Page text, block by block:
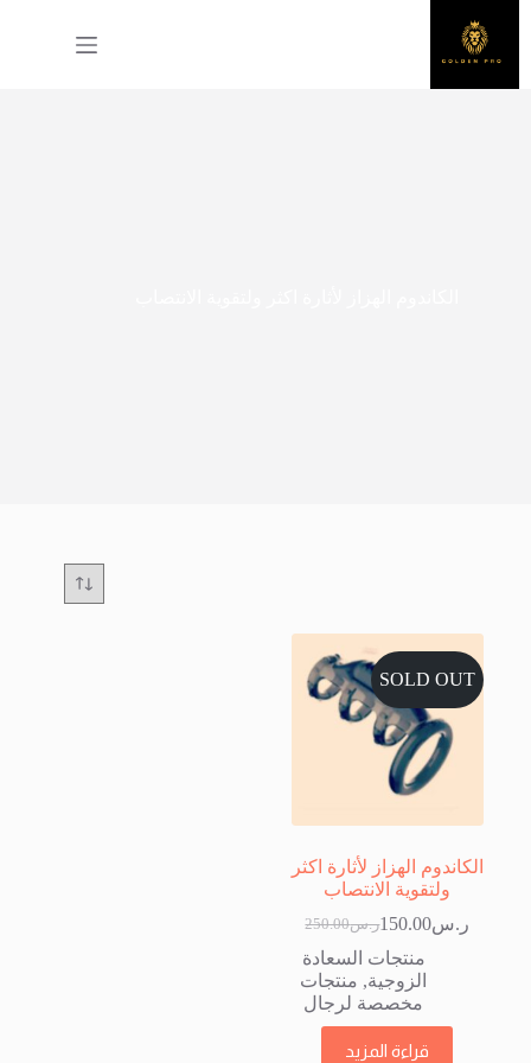
المحتوى
SOLD OUT
الكاندوم الهزاز لأثارة اكثر
ولتقوية الانتصاب
ر.س250.00السعر
الأصلي
هو:
ر.س250.00.
ر.س150.00السعر
الحالي
هو:
ر.س150.00.
منتجات السعادة
الزوجية, منتجات
مخصصة لرجال
قراءة المزيد